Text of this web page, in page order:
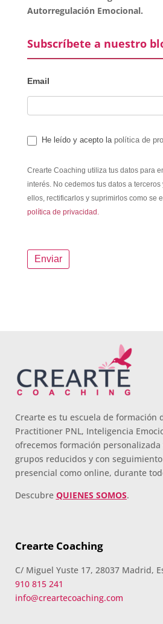
Autorregulación Emocional.
Subscríbete a nuestro
Email
He leído y acepto la política de
Crearte Coaching utiliza tus datos para
interés. No cedemos tus datos a
ellos, rectificarlos y suprimirlos como se
política de privacidad.
Crearte es tu escuela de formación
Practitioner PNL, Inteligencia
ofrecemos formación
grupos reducidos y con
presencial como online, durante
Descubre QUIENES SOMOS.
Crearte Coaching
C/ Miguel Yuste 17, 28037 Madrid,
910 815 241
info@creartecoaching.com